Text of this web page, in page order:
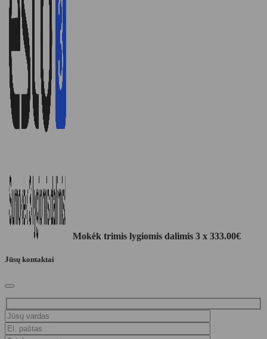
Mokėk trimis lygiomis dalimis 3 x 333.00€
Jūsų kontaktai